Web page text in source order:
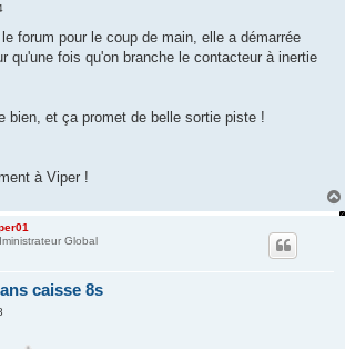
forum pour le coup de main, elle a démarrée
qu'une fois qu'on branche le contacteur à inertie
bien, et ça promet de belle sortie piste !
à Viper !
Global
caisse 8s